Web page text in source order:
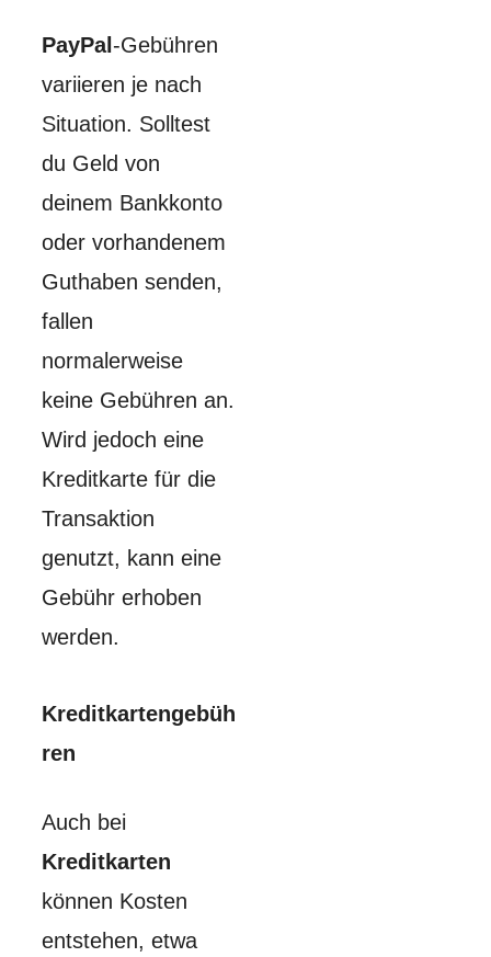
PayPal -Gebühren
variieren je nach
Situation. Solltest
du Geld von
deinem Bankkonto
oder vorhandenem
Guthaben senden,
fallen
normalerweise
keine Gebühren an.
Wird jedoch eine
Kreditkarte für die
Transaktion
genutzt, kann eine
Gebühr erhoben
werden.
Kreditkartengebüh
ren
Auch bei
Kreditkarten
können Kosten
entstehen, etwa